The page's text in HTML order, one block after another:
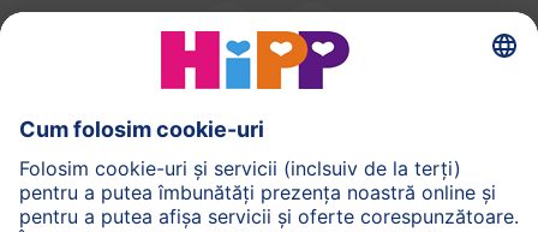
HiPP Alimentatia
HiPP Produse pentru copii
HiPP Ingrijirea pielii
HiPP Sarcina